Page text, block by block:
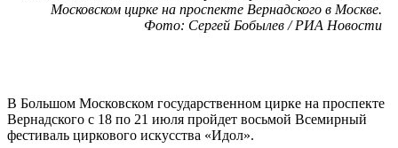
Московском цирке на проспекте Вернадского в Москве.
Фото: Сергей Бобылев / РИА Новости
В Большом Московском государственном цирке на проспекте
Вернадского с 18 по 21 июля пройдет восьмой Всемирный
фестиваль циркового искусства «Идол».